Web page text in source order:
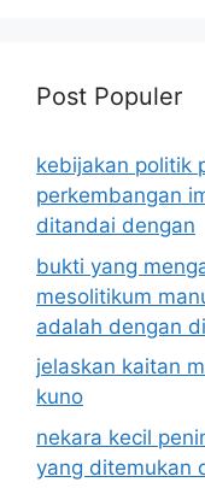
Post Populer
kebijakan politik
perkembangan
ditandai dengan
bukti yang
mesolitikum
adalah dengan
jelaskan kaitan
kuno
nekara kecil
yang ditemukan